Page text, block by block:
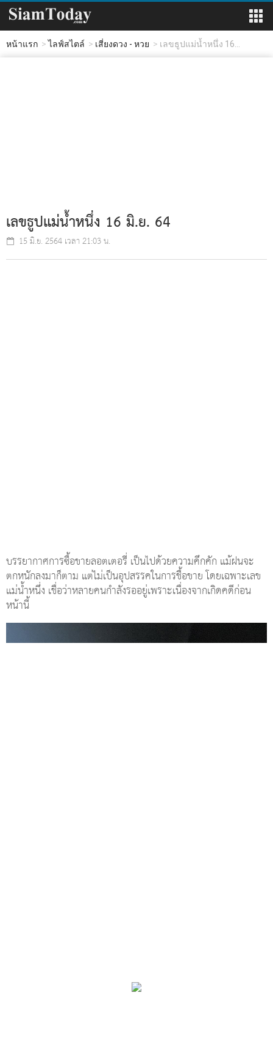
หน้าแรก ไลฟ์สไตล์ เสี่ยงดวง - หวย เลขธูปแม่น้ำหนึ่ง 16...
เลขธูปแม่น้ำหนึ่ง 16 มิ.ย. 64
15 มิ.ย. 2564 เวลา 21:03 น.
บรรยากาศการซื้อขายลอตเตอรี่ เป็นไปด้วยความคึกคัก แม้ฝนจะ
ตกหนักลงมาก็ตาม แต่ไม่เป็นอุปสรรคในการชื้อขาย โดยเฉพาะเลข
แม่น้ำหนึ่ง เชื่อว่าหลายคนกำลังรออยู่เพราะเนื่องจากเกิดคดีก่อน
หน้านี้